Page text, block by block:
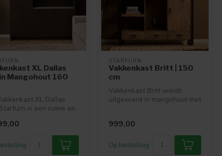
XL Dallas
Mangohout 160
XL Dallas
is een ruime en
STARFURN
Vakkenkast Britt | 150
cm
Vakkenkast Britt wordt
uitgevoerd in mangohout met
999,00
Op bestelling